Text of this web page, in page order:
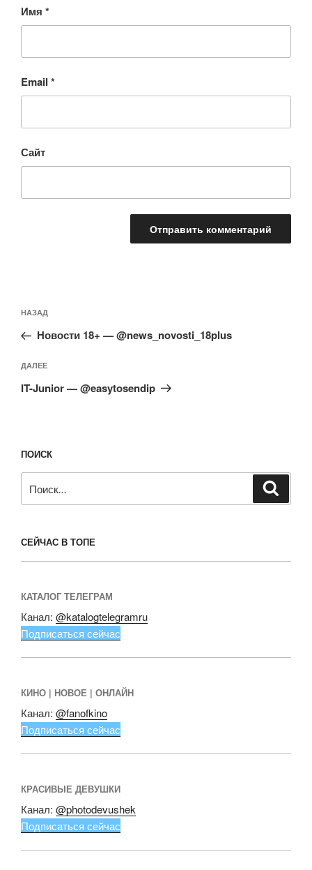
Имя *
Email *
Сайт
по
записям
Предыдущая
запись:
НАЗАД
Новости 18+ — @news_novosti_18plus
Следующая
запись
ДАЛЕЕ
IT-Junior — @easytosendip
ПОИСК
СЕЙЧАС В ТОПЕ
КАТАЛОГ ТЕЛЕГРАМ
Канал: @katalogtelegramru
Подписаться сейчас
КИНО | НОВОЕ | ОНЛАЙН
Канал: @fanofkino
Подписаться сейчас
КРАСИВЫЕ ДЕВУШКИ
Канал: @photodevushek
Подписаться сейчас